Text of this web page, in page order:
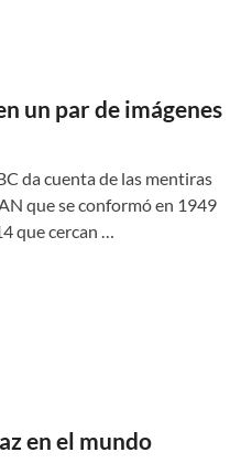
un par de imágenes
da cuenta de las mentiras
que se conformó en 1949
que cercan …
en el mundo